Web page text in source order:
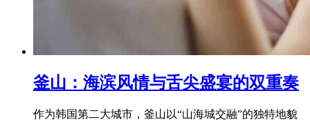
釜山：海滨风情与舌尖盛宴的双重奏
作为韩国第二大城市，釜山以“山海城交融”的独特地貌